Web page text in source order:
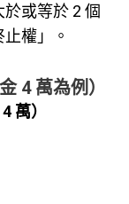
於或等於 2 個
權」。
4 萬為例）
萬）